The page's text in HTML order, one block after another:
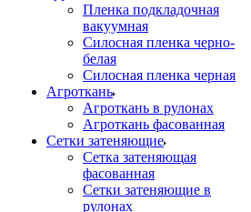
Пленка подкладочная
вакуумная
Силосная пленка черно-
белая
Силосная пленка черная
Агроткань
Агроткань в рулонах
Агроткань фасованная
Сетки затеняющие
Сетка затеняющая
фасованная
Сетки затеняющие в
рулонах